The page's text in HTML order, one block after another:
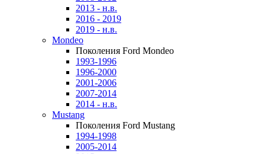
2013 - н.в.
2016 - 2019
2019 - н.в.
Mondeo
Поколения Ford Mondeo
1993-1996
1996-2000
2001-2006
2007-2014
2014 - н.в.
Mustang
Поколения Ford Mustang
1994-1998
2005-2014